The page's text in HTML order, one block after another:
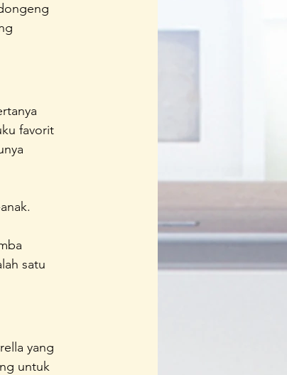
favorit
satu
yang
untuk